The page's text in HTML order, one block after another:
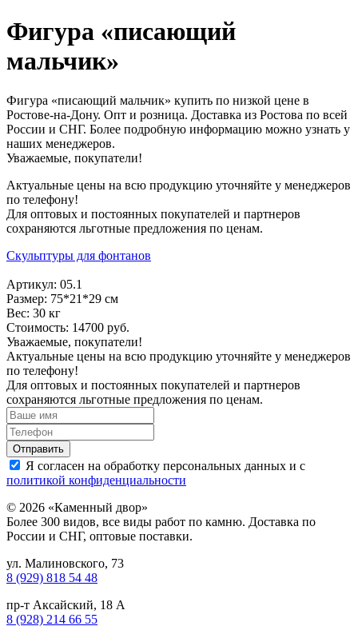
Фигура «писающий
мальчик»
Фигура «писающий мальчик» купить по низкой цене в
Ростове-на-Дону. Опт и розница. Доставка из Ростова по всей
России и СНГ. Более подробную информацию можно узнать у
наших менеджеров.
Уважаемые, покупатели!
Актуальные цены на всю продукцию уточняйте у менеджеров
по телефону!
Для оптовых и постоянных покупателей и партнеров
сохраняются льготные предложения по ценам.
Скульптуры для фонтанов
Артикул: 05.1
Размер: 75*21*29 см
Вес: 30 кг
Стоимость: 14700 руб.
Уважаемые, покупатели!
Актуальные цены на всю продукцию уточняйте у менеджеров
по телефону!
Для оптовых и постоянных покупателей и партнеров
сохраняются льготные предложения по ценам.
Я согласен на обработку персональных данных и с
политикой конфиденциальности
© 2026 «Каменный двор»
Более 300 видов, все виды работ по камню. Доставка по
России и СНГ, оптовые поставки.
ул. Малиновского, 73
8 (929) 818 54 48
пр-т Аксайский, 18 А
8 (928) 214 66 55